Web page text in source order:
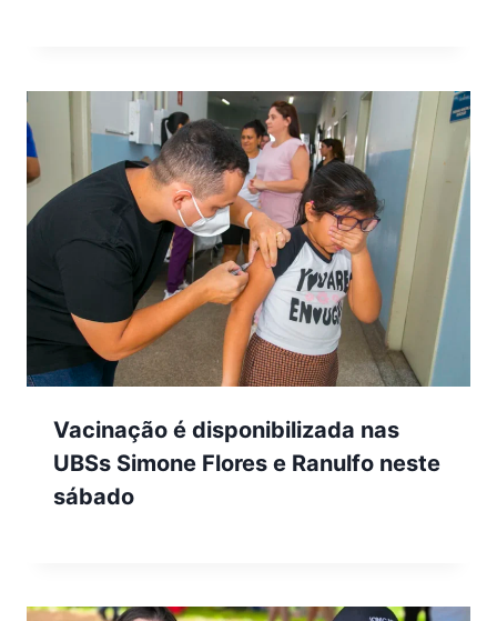
Vacinação é disponibilizada nas
UBSs Simone Flores e Ranulfo neste
sábado